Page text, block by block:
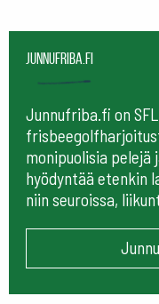
Junnufriba.fi
Junnufriba.fi on
monipuolisia
hyödyntää etenkin
niin seuroissa,